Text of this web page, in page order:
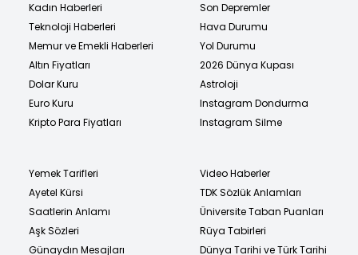
Kadın Haberleri
Teknoloji Haberleri
Memur ve Emekli Haberleri
Altın Fiyatları
Dolar Kuru
Euro Kuru
Kripto Para Fiyatları
Son Depremler
Hava Durumu
Yol Durumu
2026 Dünya Kupası
Astroloji
Instagram Dondurma
Instagram Silme
Yemek Tarifleri
Ayetel Kürsi
Saatlerin Anlamı
Aşk Sözleri
Günaydın Mesajları
Video Haberler
TDK Sözlük Anlamları
Üniversite Taban Puanları
Rüya Tabirleri
Dünya Tarihi ve Türk Tarihi